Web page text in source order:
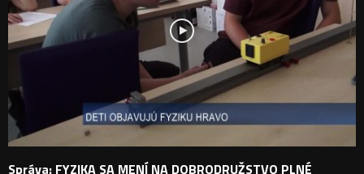
Správa: FYZIKA SA MENÍ NA DOBRODRUŽSTVO PLNÉ